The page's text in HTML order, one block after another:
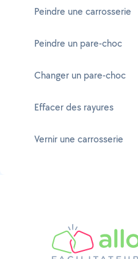
Peindre une carrosserie
Peindre un pare-choc
Changer un pare-choc
Effacer des rayures
Vernir une carrosserie